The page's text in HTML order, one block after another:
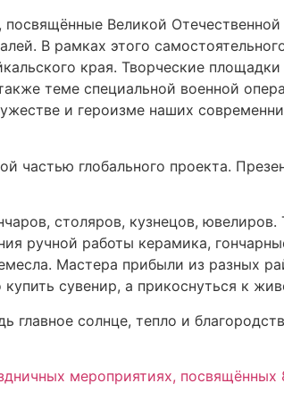
посвящённые Великой
В рамках этого
края. Творческие
теме специальной военной
и героизме наших
частью глобального проекта.
столяров, кузнецов, ювелиров.
работы керамика,
Мастера прибыли из разных
сувенир, а прикоснуться к
солнце, тепло и
мероприятиях,